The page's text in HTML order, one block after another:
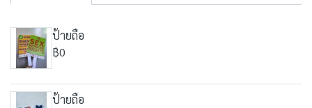
ป้ายถือ
฿0
ป้ายถือ